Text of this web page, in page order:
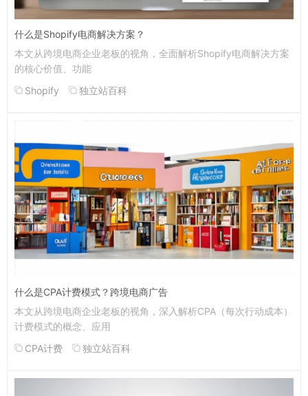
什么是Shopify电商解决方案？
本文从跨境电商企业老板的视角，全面解析Shopify电商解决方案
的核心价值、功能
Shopify
独立站百科
什么是CPA计费模式？跨境电商广告
本文从跨境电商企业老板的视角，深入解析CPA（每次行动成本）
计费模式的概念、应用
CPA计费
独立站百科